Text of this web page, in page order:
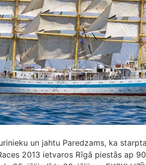
un jahtu Paredzams, ka
2013 ietvaros Rīgā piestās ap